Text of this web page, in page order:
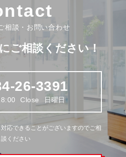
相談・お問い合わせ
ご相談ください！
26-3391
Close 日曜日
応できることがございますのでご相
談ください